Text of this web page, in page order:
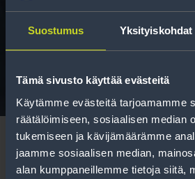
Suostumus Yksityiskohdat
Tämä sivusto käyttää evästeitä
Käytämme evästeitä tarjoamamme
räätälöimiseen, sosiaalisen median
tukemiseen ja kävijämäärämme
jaamme sosiaalisen median,
alan kumppaneillemme tietoja siitä,
Tavallisen ihmisen tietoa
niiden